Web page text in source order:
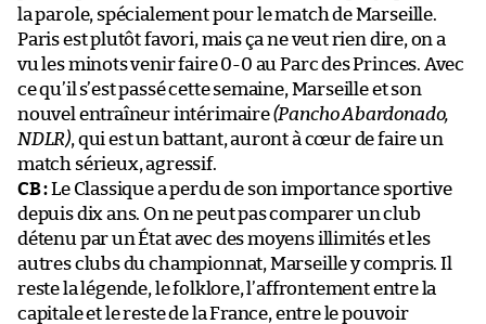
la parole, spécialement pour le match de Marseille.
Paris est plutôt favori, mais ça ne veut rien dire, on a
vu les minots venir faire 0-0 au Parc des Princes. Avec
ce qu’il s’est passé cette semaine, Marseille et son
nouvel entraîneur intérimaire(Pancho Abardonado,
NDLR), qui est un battant, auront à cœur de faire un
match sérieux, agressif.
CB :Le Classique a perdu de son importance sportive
depuis dix ans. On ne peut pas comparer un club
détenu par un État avec des moyens illimités et les
autres clubs du championnat, Marseille y compris. Il
reste la légende, le folklore, l’affrontement entre la
capitale et le reste de la France, entre le pouvoir